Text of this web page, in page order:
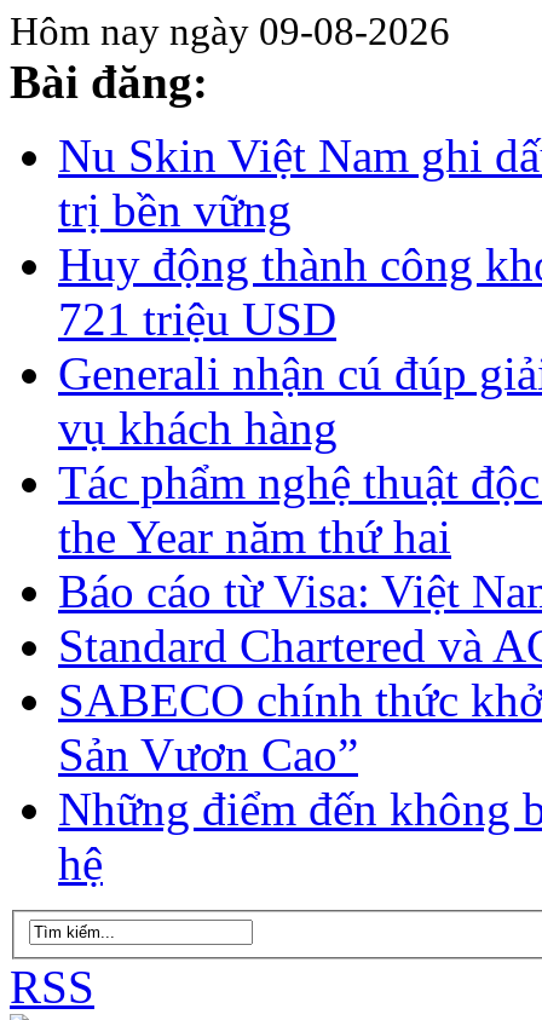
Hôm nay ngày 09-08-2026
Bài đăng:
Nu Skin Việt Nam ghi
trị bền vững
Huy động thành công
721 triệu USD
Generali nhận cú đúp
vụ khách hàng
Tác phẩm nghệ thuật
the Year năm thứ hai
Báo cáo từ Visa: Việt
Standard Chartered và
SABECO chính thức
Sản Vươn Cao”
Những điểm đến không
hệ
RSS